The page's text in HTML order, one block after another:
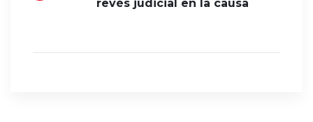
revés judicial en la causa